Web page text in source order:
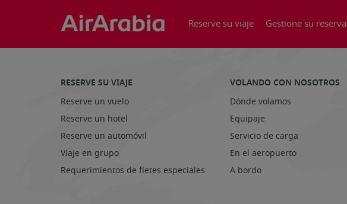
Reserve su viaje Gestione su reserva
RESERVE SU VIAJE
Reserve un vuelo
Reserve un hotel
Reserve un automóvil
Viaje en grupo
Requerimientos de fletes especiales
VOLANDO CON NOSOTROS
Dónde volamos
Equipaje
Servicio de carga
En el aeropuerto
A bordo